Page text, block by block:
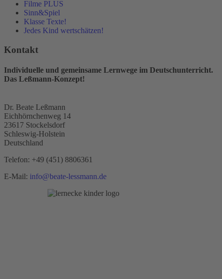
Filme PLUS
Sinn&Spiel
Klasse Texte!
Jedes Kind wertschätzen!
Kontakt
Individuelle und gemeinsame Lernwege im Deutschunterricht.
Das Leßmann-Konzept!
Dr. Beate Leßmann
Eichhörnchenweg 14
23617 Stockelsdorf
Schleswig-Holstein
Deutschland
Telefon: +49 (451) 8806361
E-Mail: info@beate-lessmann.de